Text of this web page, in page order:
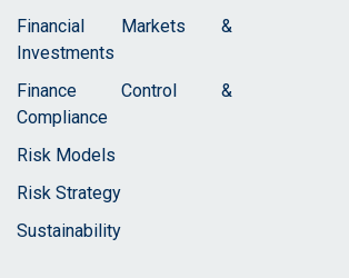
Financial Markets &
Investments
Finance Control &
Compliance
Risk Models
Risk Strategy
Sustainability